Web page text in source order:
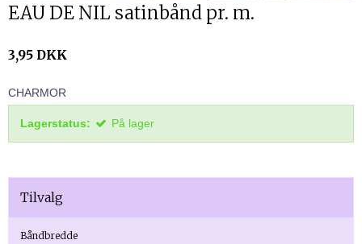
EAU DE NIL satinbånd pr. m.
3,95 DKK
CHARMOR
Lagerstatus: På lager
Tilvalg
Båndbredde